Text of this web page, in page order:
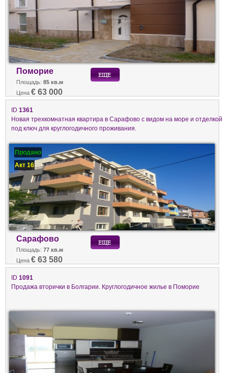
Поморие
Площадь: 85 кв.м
Цена € 63 000
ID 1361
Новая трехкомнатная квартира в Сарафово с видом на море и отделкой
под ключ для круглогодичного проживания.
Продано
Акт 16
Сарафово
Площадь: 77 кв.м
Цена € 63 580
ID 1091
Продажа вторички в Болгарии. Круглогодичное жилье в Поморие